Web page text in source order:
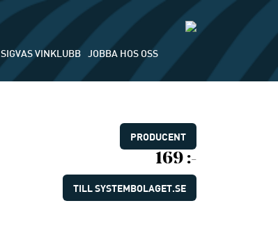
SIGVAS VINKLUBB JOBBA HOS OSS
PRODUCENT
169 :-
TILL SYSTEMBOLAGET.SE